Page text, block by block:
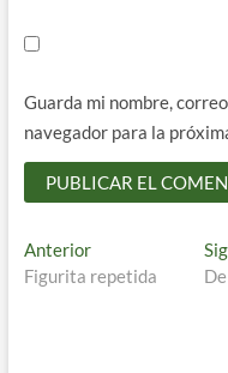
Guarda mi nombre,
navegador para la
Navegación
de
AnteriorEntrada
anterior:
Figurita repetida